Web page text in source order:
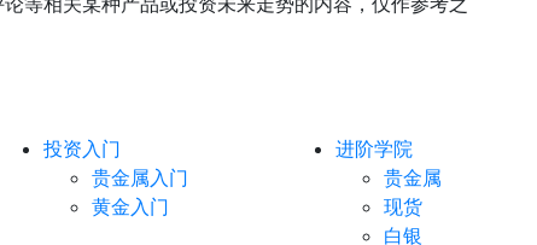
投资入门
贵金属入门
黄金入门
进阶学院
贵金属
现货
白银